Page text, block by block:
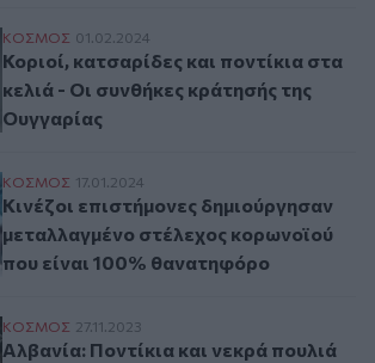
Κοριοί, κατσαρίδες και ποντίκια στα
ΚΟΣΜΟΣ 01.02.2024
Κοριοί, κατσαρίδες και ποντίκια στα
κελιά - Οι συνθήκες κράτησής της
Ουγγαρίας
Κινέζοι επιστήμονες δημιούργησαν
ΚΟΣΜΟΣ 17.01.2024
Κινέζοι επιστήμονες δημιούργησαν
μεταλλαγμένο στέλεχος κορωνοϊού
που είναι 100% θανατηφόρο
Αλβανία: Ποντίκια και νεκρά πουλιά σε
ΚΟΣΜΟΣ 27.11.2023
Αλβανία: Ποντίκια και νεκρά πουλιά